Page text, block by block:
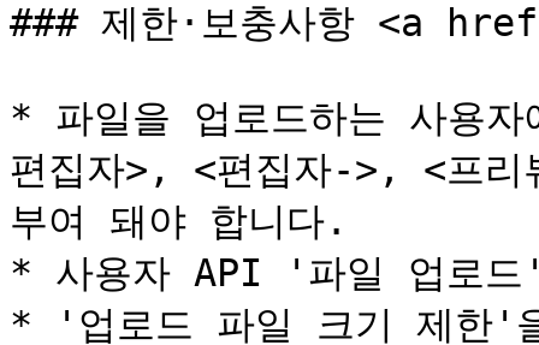
### 제한·보충사항 <a
* 파일을 업로드하는 사용
편집자>, <편집자->, <프리
부여 돼야 합니다.
* 사용자 API '파일 업로
* '업로드 파일 크기 제한'